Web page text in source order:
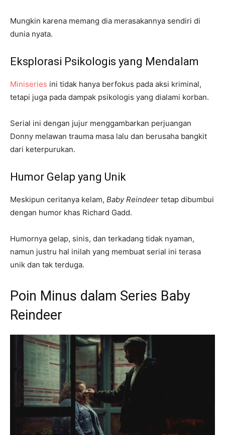
Mungkin karena memang dia merasakannya sendiri di
dunia nyata.
Eksplorasi Psikologis yang Mendalam
Miniseries ini tidak hanya berfokus pada aksi kriminal,
tetapi juga pada dampak psikologis yang dialami korban.
Serial ini dengan jujur menggambarkan perjuangan
Donny melawan trauma masa lalu dan berusaha bangkit
dari keterpurukan.
Humor Gelap yang Unik
Meskipun ceritanya kelam, Baby Reindeer tetap dibumbui
dengan humor khas Richard Gadd.
Humornya gelap, sinis, dan terkadang tidak nyaman,
namun justru hal inilah yang membuat serial ini terasa
unik dan tak terduga.
Poin Minus dalam Series Baby
Reindeer